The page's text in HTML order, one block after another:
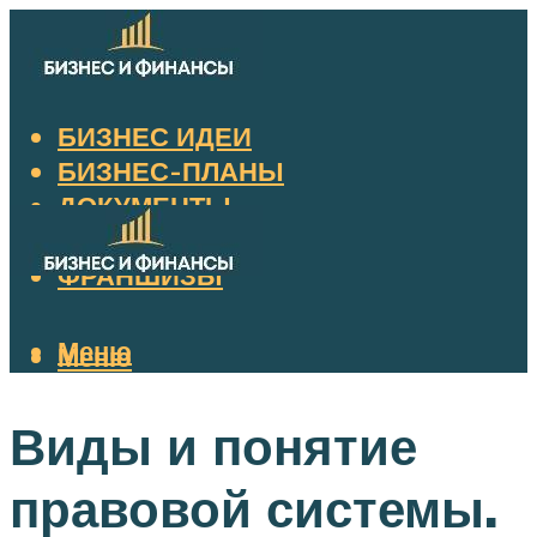
БИЗНЕС ИДЕИ
БИЗНЕС-ПЛАНЫ
ДОКУМЕНТЫ
НАЛОГИ
ФРАНШИЗЫ
Меню
Меню
Виды и понятие
правовой системы.